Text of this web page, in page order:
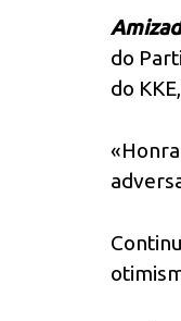
do
do KKE,